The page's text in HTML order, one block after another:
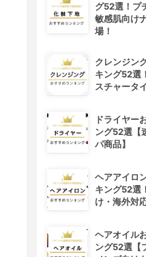
グ52選！プ
敏感肌向け
場！
クレンジン
キング52選
スチャータ
ドライヤー
ング52選【
パ商品】
ヘアアイロ
キング52選
け・海外対
ヘアオイル
ング52選【